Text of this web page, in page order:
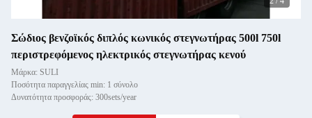
Σώδιος βενζοϊκός διπλός κωνικός στεγνωτήρας 500l 750l
περιστρεφόμενος ηλεκτρικός στεγνωτήρας κενού
Μάρκα: SULI
Ποσότητα παραγγελίας min: 1 σύνολο
Δυνατότητα προσφοράς: 300sets/year